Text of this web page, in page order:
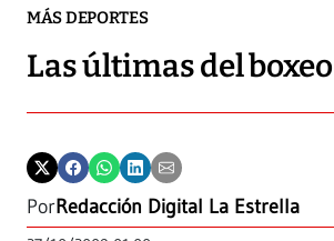
MÁS DEPORTES
Las últimas del boxeo
PorRedacción Digital La Estrella